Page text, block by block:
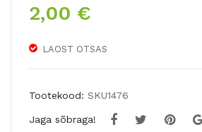
2,00 €
LAOST OTSAS
Tootekood: SKU1476
Jaga sõbraga!